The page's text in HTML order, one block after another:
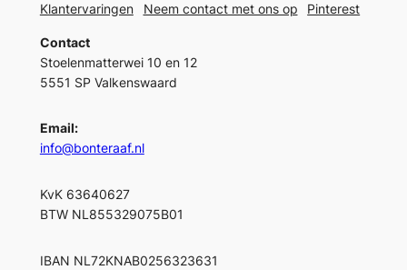
Klantervaringen
Neem contact met ons op
Pinterest
Contact
Stoelenmatterwei 10 en 12
5551 SP Valkenswaard
Email:
info@bonteraaf.nl
KvK 63640627
BTW NL855329075B01
IBAN NL72KNAB0256323631